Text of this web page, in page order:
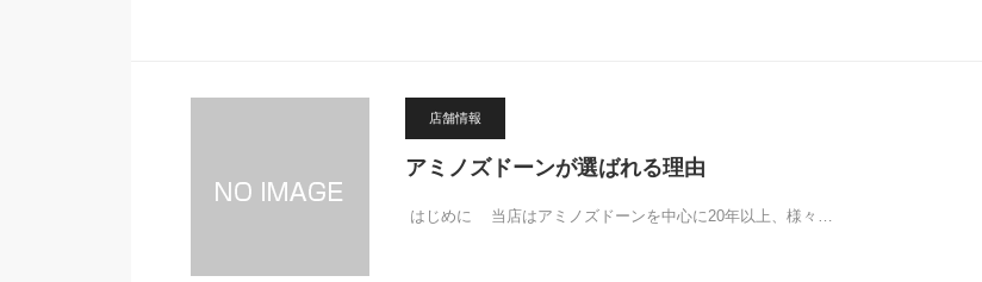
店舗情報
アミノズドーンが選ばれる理由
はじめに 当店はアミノズドーンを中心に20年以上、様々…